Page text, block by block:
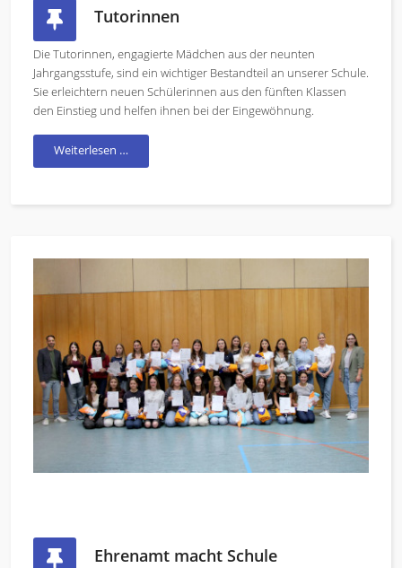
Tutorinnen
Die Tutorinnen, engagierte Mädchen aus der neunten
Jahrgangsstufe, sind ein wichtiger Bestandteil an unserer Schule.
Sie erleichtern neuen Schülerinnen aus den fünften Klassen
den Einstieg und helfen ihnen bei der Eingewöhnung.
Weiterlesen …
Ehrenamt macht Schule